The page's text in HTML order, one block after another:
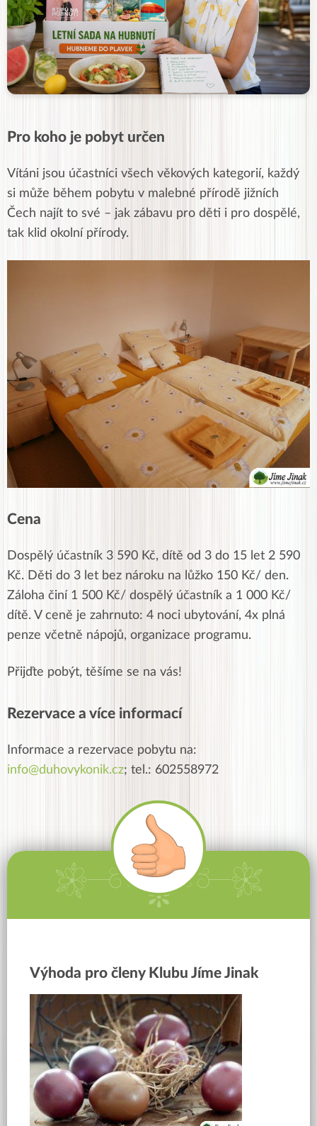
Pro koho je pobyt určen
Vítáni jsou účastníci všech věkových kategorií, každý
si může během pobytu v malebné přírodě jižních
Čech najít to své – jak zábavu pro děti i pro dospělé,
tak klid okolní přírody.
Cena
Dospělý účastník 3 590 Kč, dítě od 3 do 15 let 2 590
Kč. Děti do 3 let bez nároku na lůžko 150 Kč/ den.
Záloha činí 1 500 Kč/ dospělý účastník a 1 000 Kč/
dítě. V ceně je zahrnuto: 4 noci ubytování, 4x plná
penze včetně nápojů, organizace programu.
Přijďte pobýt, těšíme se na vás!
Rezervace a více informací
Informace a rezervace pobytu na:
info@duhovykonik.cz; tel.: 602558972
Výhoda pro členy Klubu Jíme Jinak